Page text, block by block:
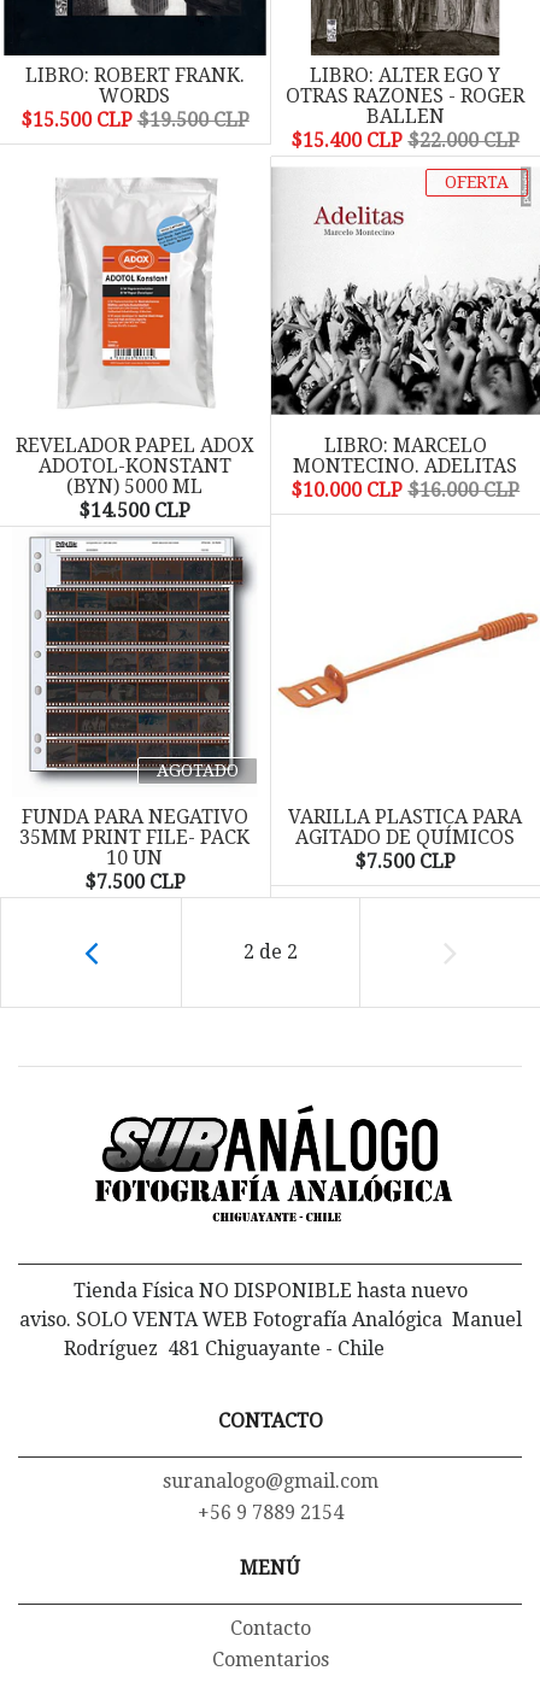
LIBRO: ROBERT FRANK.
WORDS
$15.500 CLP $19.500 CLP
LIBRO: ALTER EGO Y
OTRAS RAZONES - ROGER
BALLEN
$15.400 CLP $22.000 CLP
REVELADOR PAPEL ADOX
ADOTOL-KONSTANT
(BYN) 5000 ML
$14.500 CLP
OFERTA
LIBRO: MARCELO
MONTECINO. ADELITAS
$10.000 CLP $16.000 CLP
AGOTADO
FUNDA PARA NEGATIVO
35MM PRINT FILE- PACK
10 UN
$7.500 CLP
VARILLA PLASTICA PARA
AGITADO DE QUÍMICOS
$7.500 CLP
2 de 2
Tienda Física NO DISPONIBLE hasta nuevo
aviso. SOLO VENTA WEB Fotografía Analógica Manuel
Rodríguez 481 Chiguayante - Chile
CONTACTO
suranalogo@gmail.com
+56 9 7889 2154
MENÚ
Contacto
Comentarios